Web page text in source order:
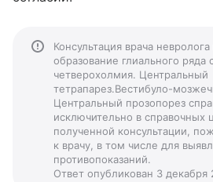
Консультация врача
образование глиального ряда
четверохолмия. Центральный
тетрапарез.Вестибуло-
Центральный прозопорез
исключительно в справочных
полученной консультации,
к врачу, в том числе для
противопоказаний.
Ответ опубликован 3 декабря